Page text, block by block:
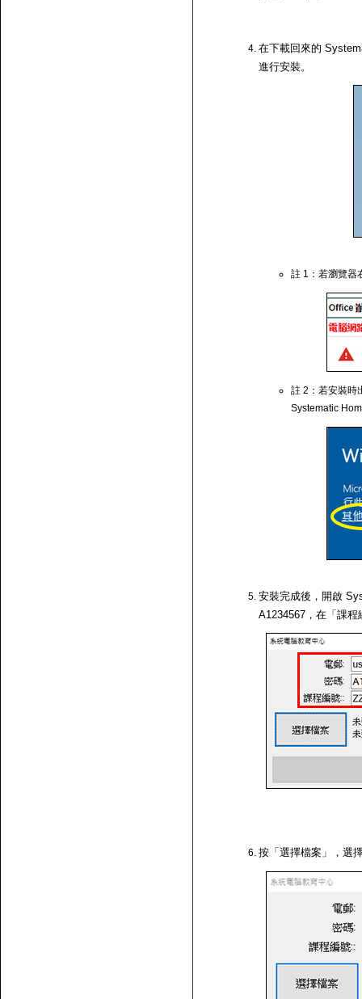
在下載回來的
進行安裝。
註 1：若瀏覽器
註 2：若安裝時
Systematic
安裝完成後，開啟
A1234567，在「課
按「選擇檔案」，選